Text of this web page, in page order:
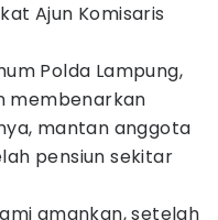
Ajun Komisaris
Polda Lampung,
membenarkan
mantan anggota
pensiun sekitar
amankan, setelah